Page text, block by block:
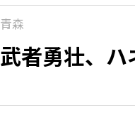
青森
武者勇壮、